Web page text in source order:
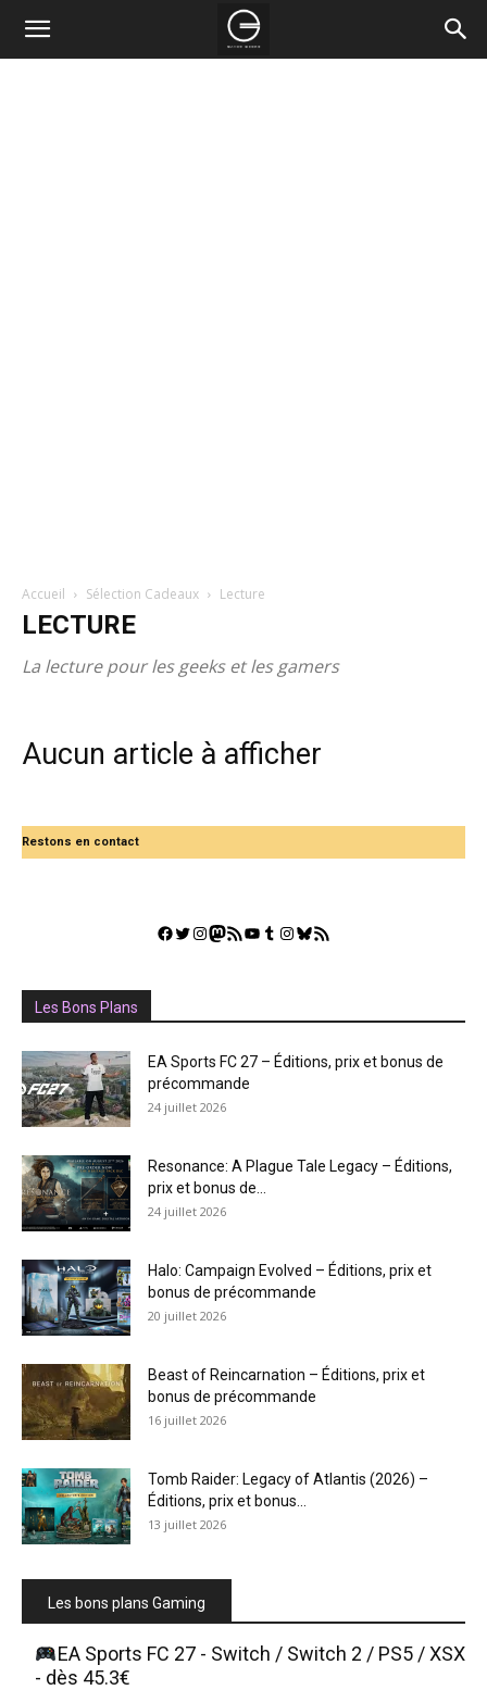
Accueil Sélection Cadeaux Lecture
LECTURE
La lecture pour les geeks et les gamers
Aucun article à afficher
Restons en contact
Facebook
Twitter
Instagram
Mastodon
Flux RSSYouTube
Tumblr
Instagram
Bluesky
GestGame
Les Bons Plans
EA Sports FC 27 – Éditions, prix et bonus de
précommande
24 juillet 2026
Resonance: A Plague Tale Legacy – Éditions,
prix et bonus de...
24 juillet 2026
Halo: Campaign Evolved – Éditions, prix et
bonus de précommande
20 juillet 2026
Beast of Reincarnation – Éditions, prix et
bonus de précommande
16 juillet 2026
Tomb Raider: Legacy of Atlantis (2026) –
Éditions, prix et bonus...
13 juillet 2026
Les bons plans Gaming
EA Sports FC 27 - Switch / Switch 2 / PS5 / XSX
- dès 45.3€